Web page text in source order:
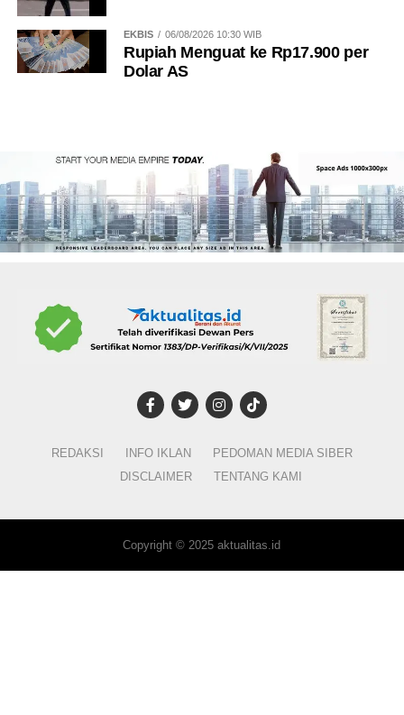
EKBIS 06/08/2026 10:30 WIB
Rupiah Menguat ke Rp17.900 per
Dolar AS
REDAKSI INFO IKLAN
PEDOMAN MEDIA SIBER
DISCLAIMER
TENTANG KAMI
Copyright © 2025 aktualitas.id